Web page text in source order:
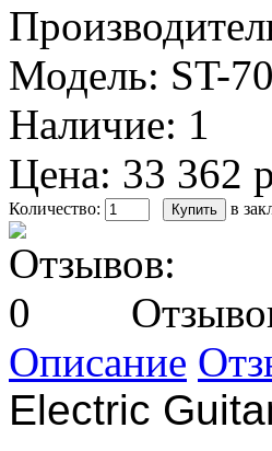
Модель: ST-
Наличие: 1
Цена: 33 362
Количество: в
Описание
Electric